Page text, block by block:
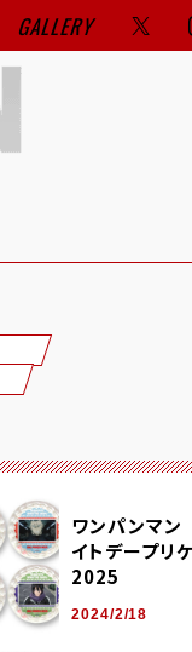
GALLERY
ワンパンマ
イトデープリ
2025
2024/2/18